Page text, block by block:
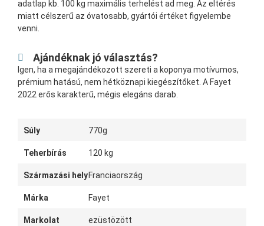
adatlap kb. 100 kg maximális terhelést ad meg. Az eltérés
miatt célszerű az óvatosabb, gyártói értéket figyelembe
venni.
Ajándéknak jó választás?
Igen, ha a megajándékozott szereti a koponya motívumos,
prémium hatású, nem hétköznapi kiegészítőket. A Fayet
2022 erős karakterű, mégis elegáns darab.
Súly 770g
Teherbírás 120 kg
Származási helyFranciaország
Márka Fayet
Markolat
ezüstözött